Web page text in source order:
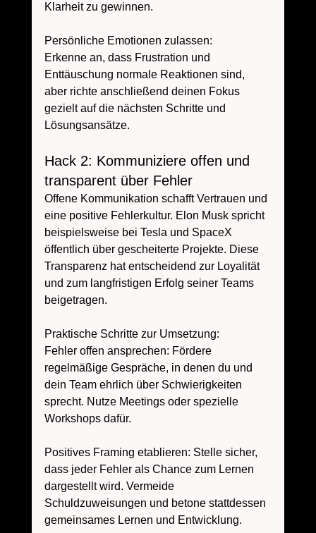
Klarheit zu gewinnen.
Persönliche Emotionen zulassen:
Erkenne an, dass Frustration und
Enttäuschung normale Reaktionen sind,
aber richte anschließend deinen Fokus
gezielt auf die nächsten Schritte und
Lösungsansätze.
Hack 2: Kommuniziere offen und
transparent über Fehler
Offene Kommunikation schafft Vertrauen und
eine positive Fehlerkultur. Elon Musk spricht
beispielsweise bei Tesla und SpaceX
öffentlich über gescheiterte Projekte. Diese
Transparenz hat entscheidend zur Loyalität
und zum langfristigen Erfolg seiner Teams
beigetragen.
Praktische Schritte zur Umsetzung:
Fehler offen ansprechen: Fördere
regelmäßige Gespräche, in denen du und
dein Team ehrlich über Schwierigkeiten
sprecht. Nutze Meetings oder spezielle
Workshops dafür.
Positives Framing etablieren: Stelle sicher,
dass jeder Fehler als Chance zum Lernen
dargestellt wird. Vermeide
Schuldzuweisungen und betone stattdessen
gemeinsames Lernen und Entwicklung.